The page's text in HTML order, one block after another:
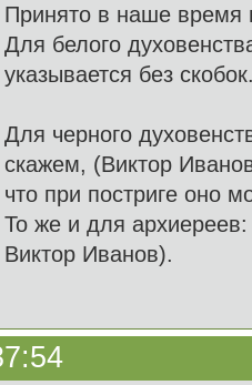
Принято в наше время
Для белого
указывается без
Для черного
скажем, (Виктор
что при постриге оно
То же и для
Виктор Иванов).